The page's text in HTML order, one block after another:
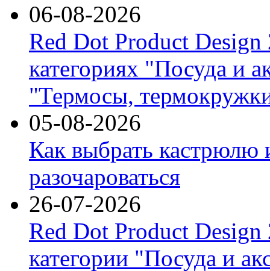
06-08-2026
Red Dot Product Design
категориях "Посуда и
"Термосы,
05-08-2026
Как выбрать кастрюлю
разочароваться
26-07-2026
Red Dot Product Design
категории "Посуда и